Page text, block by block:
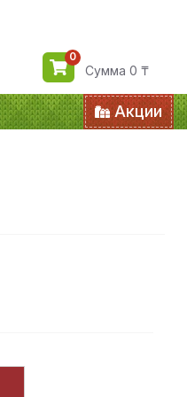
0
Сумма 0 ₸
Акции